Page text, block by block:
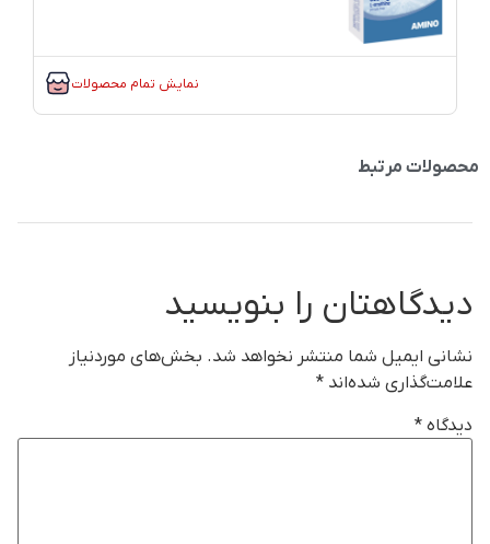
نمایش تمام محصولات
محصولات مرتبط
دیدگاهتان را بنویسید
نشانی ایمیل شما منتشر نخواهد شد. بخش‌های موردنیاز
علامت‌گذاری شده‌اند *
دیدگاه *